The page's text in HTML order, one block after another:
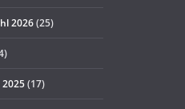
2026(25)
(17)